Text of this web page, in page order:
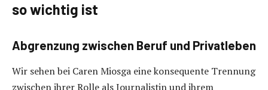
so wichtig ist
Abgrenzung zwischen Beruf und Privatleben
Wir sehen bei Caren Miosga eine konsequente Trennung
zwischen ihrer Rolle als Journalistin und ihrem